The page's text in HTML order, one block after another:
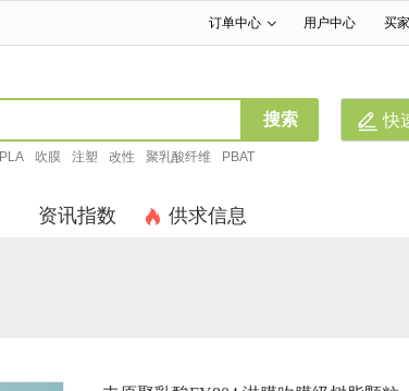
订单中心 用户中心 买
搜索 快
PLA 吹膜 注塑 改性 聚乳酸纤维 PBAT
资讯指数 供求信息